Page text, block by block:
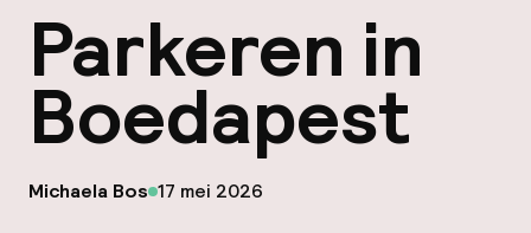
Parkeren in
Boedapest
Gepubliceerd door
Michaela Bos op
17 mei 2026